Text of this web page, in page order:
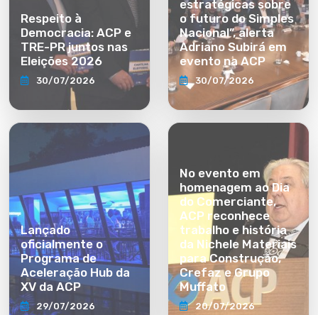
Respeito à
Democracia: ACP e
TRE-PR juntos nas
Eleições 2026
30/07/2026
estratégicas sobre
o futuro do Simples
Nacional”, alerta
Adriano Subirá em
evento na ACP
30/07/2026
Lançado
oficialmente o
Programa de
Aceleração Hub da
XV da ACP
29/07/2026
No evento em
homenagem ao Dia
do Comerciante,
ACP reconhece
trabalho e história
da Nichele Materiais
para Construção,
Crefaz e Grupo
Muffato
20/07/2026